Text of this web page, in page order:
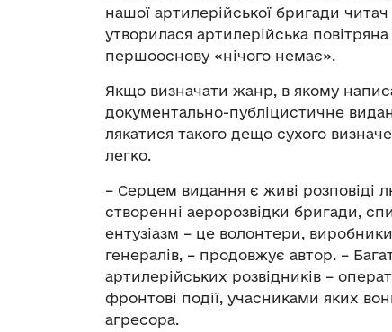
нашої артилерійської бригади
утворилася артилерійська
першооснову «нічого немає».
Якщо визначати жанр, в якому
документально-публіцистичне
лякатися такого дещо сухого
легко.
– Серцем видання є живі розповіді
створенні аеророзвідки бригади,
ентузіазм – це волонтери,
генералів, – продовжує автор. –
артилерійських розвідників –
фронтові події, учасниками яких
агресора.